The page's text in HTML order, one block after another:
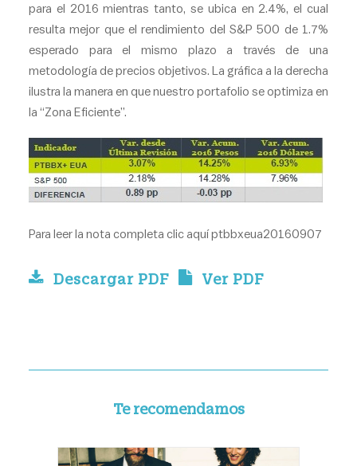
para el 2016 mientras tanto, se ubica en 2.4%, el cual
resulta mejor que el rendimiento del S&P 500 de 1.7%
esperado para el mismo plazo a través de una
metodología de precios objetivos. La gráfica a la derecha
ilustra la manera en que nuestro portafolio se optimiza en
la “Zona Eficiente”.
Para leer la nota completa clic aquí ptbbxeua20160907
Descargar PDF Ver PDF
Te recomendamos